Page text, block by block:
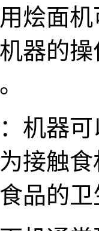
烩面
器的
机器
接触
品的